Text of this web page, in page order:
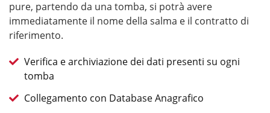
pure, partendo da una tomba, si potrà avere
immediatamente il nome della salma e il contratto di
riferimento.
Verifica e archiviazione dei dati presenti su ogni
tomba
Collegamento con Database Anagrafico